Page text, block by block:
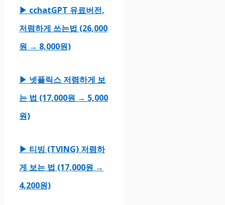
▶ cchatGPT 유료버전,
저렴하게 쓰는법 (26,000
원 → 8,000원)
▶ 넷플릭스 저렴하게 보
는 법 (17,000원 → 5,000
원)
▶ 티빙 (TVING) 저렴하
게 보는 법 (17,000원 →
4,200원)